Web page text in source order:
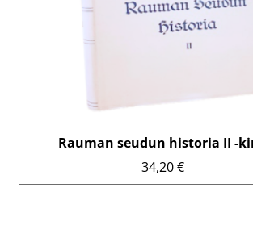
Rauman seudun historia II -
34,20€